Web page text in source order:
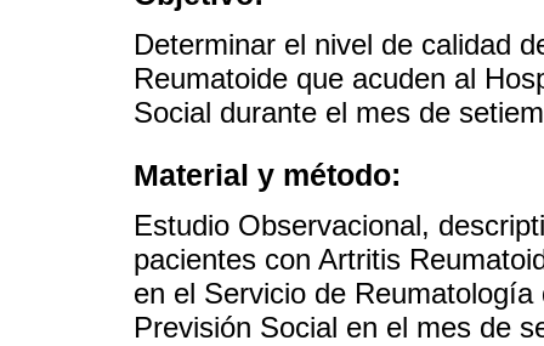
Determinar el nivel de calidad
Reumatoide que acuden al
Social durante el mes de
Material y método:
Estudio Observacional,
pacientes con Artritis
en el Servicio de
Previsión Social en el mes de